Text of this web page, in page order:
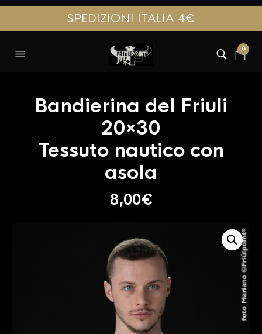
SPEDIZIONI ITALIA 4€
0
Bandierina del Friuli
20×30
Tessuto nautico con
asola
8,00€